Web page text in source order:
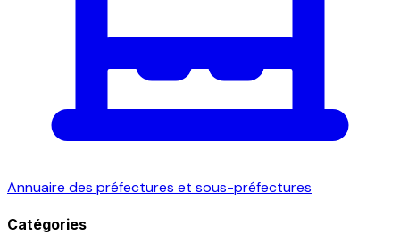
Annuaire des préfectures et sous-préfectures
Catégories